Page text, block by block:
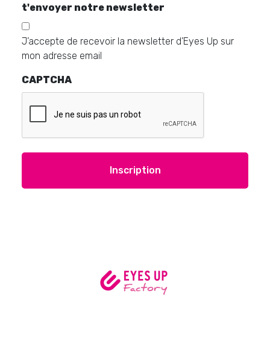
t'envoyer notre newsletter
J’accepte de recevoir la newsletter d’Eyes Up sur
mon adresse email
CAPTCHA